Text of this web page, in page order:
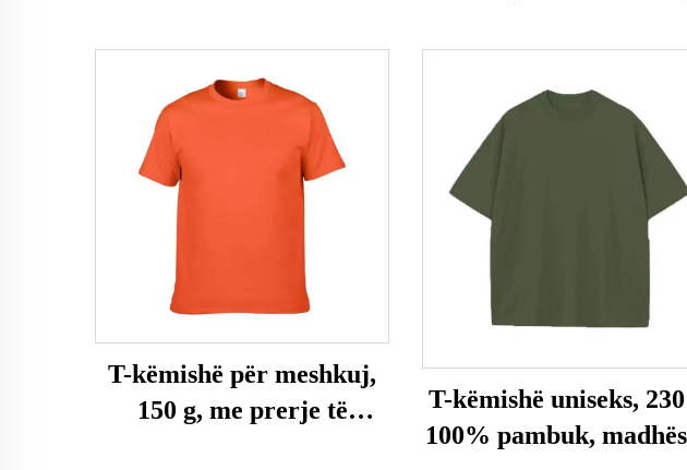
T-këmishë për meshkuj,
150 g, me prerje të
T-këmishë uniseks,
100% pambuk,